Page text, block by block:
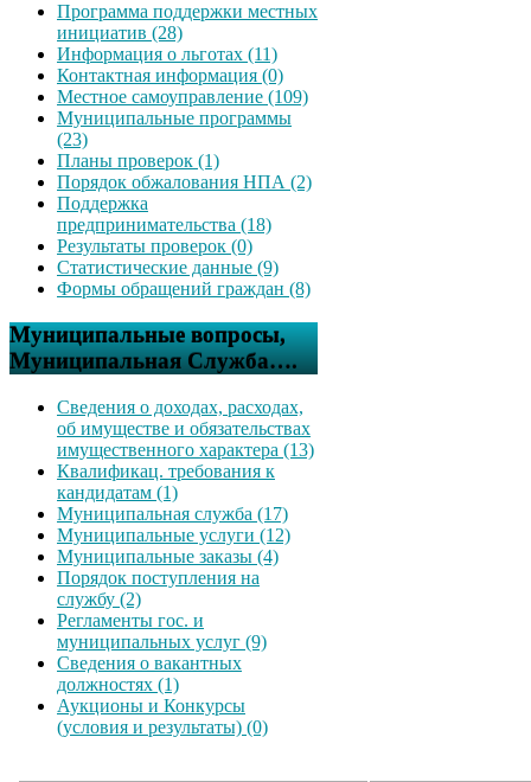
Программа поддержки местных
инициатив (28)
Информация о льготах (11)
Контактная информация (0)
Местное самоуправление (109)
Муниципальные программы
(23)
Планы проверок (1)
Порядок обжалования НПА (2)
Поддержка
предпринимательства (18)
Результаты проверок (0)
Статистические данные (9)
Формы обращений граждан (8)
Муниципальные вопросы,
Муниципальная Служба….
Сведения о доходах, расходах,
об имуществе и обязательствах
имущественного характера (13)
Квалификац. требования к
кандидатам (1)
Муниципальная служба (17)
Муниципальные услуги (12)
Муниципальные заказы (4)
Порядок поступления на
службу (2)
Регламенты гос. и
муниципальных услуг (9)
Сведения о вакантных
должностях (1)
Аукционы и Конкурсы
(условия и результаты) (0)